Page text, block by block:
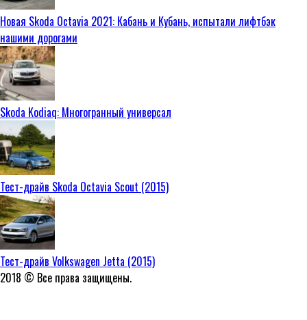
Новая Skoda Octavia 2021: Кабань и Кубань, испытали лифтбэк
нашими дорогами
Skoda Kodiaq: Многогранный универсал
Тест-драйв Skoda Octavia Scout (2015)
Тест-драйв Volkswagen Jetta (2015)
2018 © Все права защищены.